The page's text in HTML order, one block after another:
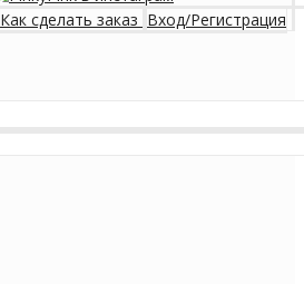
Как сделать заказ Вход/Регистрация